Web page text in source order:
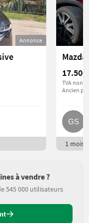
Annonce
17.500
TVA non
Ancien
1 mois
à vendre ?
545 000 utilisateurs